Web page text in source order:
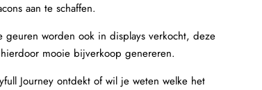
aan te schaffen.
worden ook in displays verkocht, deze
mooie bijverkoop genereren.
Journey ontdekt of wil je weten welke het